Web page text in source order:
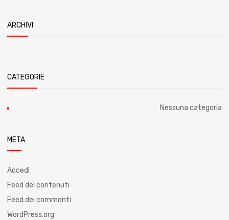
ARCHIVI
CATEGORIE
Nessuna categoria
META
Accedi
Feed dei contenuti
Feed dei commenti
WordPress.org